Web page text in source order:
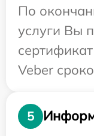
По
услуги Вы
Veber
5